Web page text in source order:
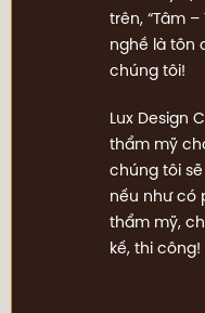
trên, “Tâm
nghề là tôn
chúng tôi!
Lux Design
thẩm mỹ
chúng tôi sẽ
nếu như có
thẩm mỹ,
kế, thi công!